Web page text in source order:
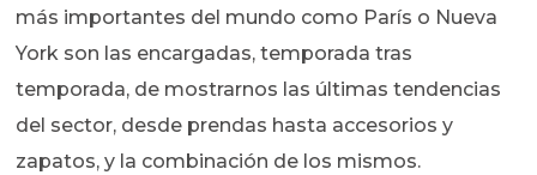
más importantes del mundo como París o Nueva
York son las encargadas, temporada tras
temporada, de mostrarnos las últimas tendencias
del sector, desde prendas hasta accesorios y
zapatos, y la combinación de los mismos.